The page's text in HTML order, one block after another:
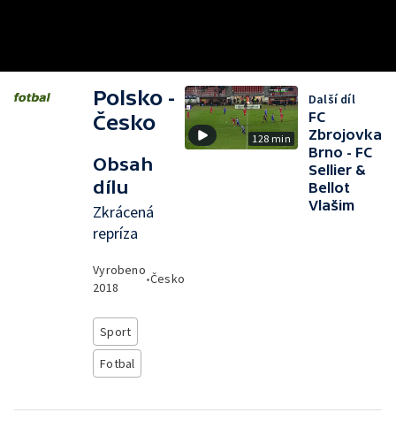
Polsko -
Česko
Obsah
dílu
Zkrácená
repríza
Vyrobeno
2018
•Česko
Sport
Fotbal
128 min
Další díl
FC
Zbrojovka
Brno - FC
Sellier &
Bellot
Vlašim